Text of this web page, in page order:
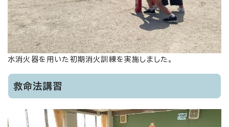
水消火器を用いた初期消火訓練を実施しました。
救命法講習